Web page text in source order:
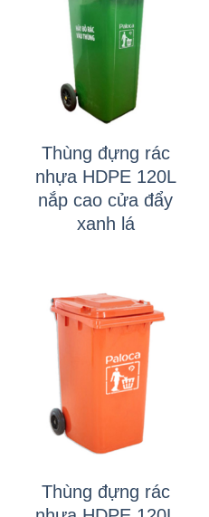
Thùng đựng rác
nhựa HDPE 120L
nắp cao cửa đẩy
xanh lá
Thùng đựng rác